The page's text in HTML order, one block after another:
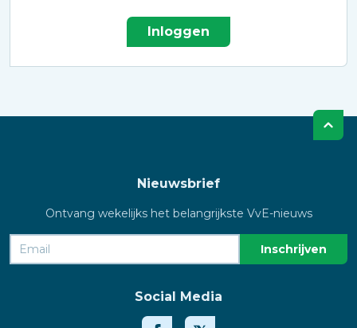
Inloggen
Nieuwsbrief
Ontvang wekelijks het belangrijkste VvE-nieuws
Social Media